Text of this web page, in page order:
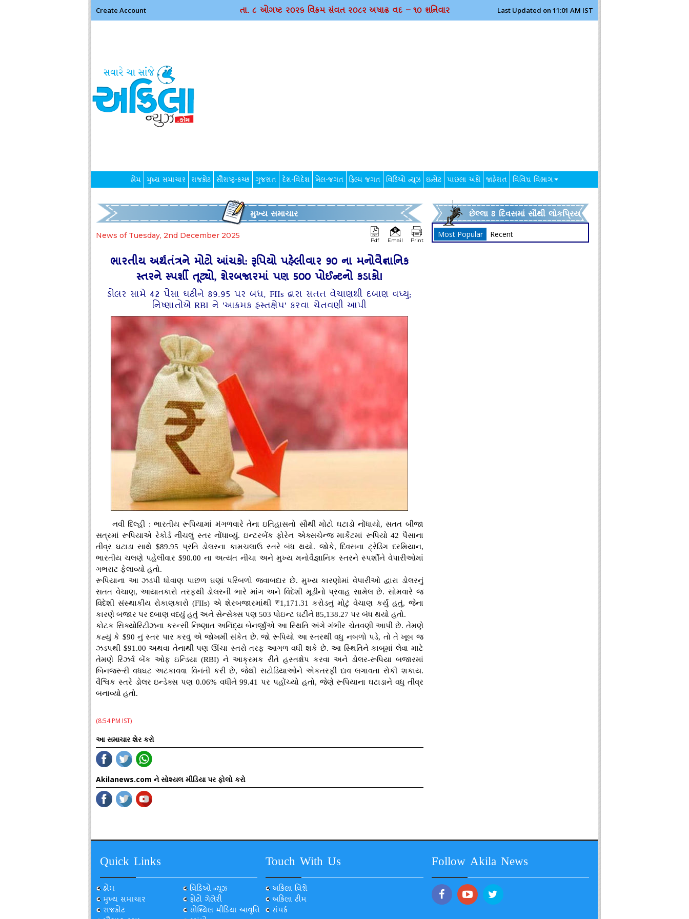
Create Account તા. ૮ ઓગષ્ટ ર૦ર૬ વિક્રમ સંવત ર૦૮૨ અષાઢ વદ – ૧૦ શનિવાર Last Updated on 11:01 AM IST
હોમ મુખ્ય સમાચાર રાજકોટ સૌરાષ્ટ્ર-કચ્છ ગુજરાત દેશ-વિદેશ ખેલ-જગત ફિલ્મ જગત વિડિઓ ન્યૂઝ ઇન્સેટ પાછલા અંકો જાહેરાત વિવિધ વિભાગ
મુખ્ય સમાચાર
News of Tuesday, 2nd December 2025
Pdf Email Print
ભારતીય અર્થતંત્રને મોટો આંચકો: રૂપિયો પહેલીવાર 90 ના મનોવૈજ્ઞાનિક
સ્તરને સ્પર્શી તૂટ્યો, શેરબજારમાં પણ 500 પોઈન્ટનો કડાકો!
ડોલર સામે 42 પૈસા ઘટીને 89.95 પર બંધ, FIIs દ્વારા સતત વેચાણથી દબાણ વધ્યું;
નિષ્ણાતોએ RBI ને 'આક્રમક હસ્તક્ષેપ' કરવા ચેતવણી આપી
નવી દિલ્હી : ભારતીય રૂપિયામાં મંગળવારે તેના ઇતિહાસનો સૌથી મોટો ઘટાડો નોંધાયો, સતત બીજા
સત્રમાં રૂપિયાએ રેકોર્ડ નીચલું સ્તર નોંધાવ્યું. ઇન્ટરબેંક ફોરેન એક્સચેન્જ માર્કેટમાં રૂપિયો 42 પૈસાના
તીવ્ર ઘટાડા સાથે $89.95 પ્રતિ ડોલરના કામચલાઉ સ્તરે બંધ થયો. જોકે, દિવસના ટ્રેડિંગ દરમિયાન,
ભારતીય ચલણે પહેલીવાર $90.00 ના અત્યંત નીચા અને મુખ્ય મનોવૈજ્ઞાનિક સ્તરને સ્પર્શીને વેપારીઓમાં
ગભરાટ ફેલાવ્યો હતો.
રૂપિયાના આ ઝડપી ધોવાણ પાછળ ઘણાં પરિબળો જવાબદાર છે. મુખ્ય કારણોમાં વેપારીઓ દ્વારા ડોલરનું
સતત વેચાણ, આયાતકારો તરફથી ડોલરની ભારે માંગ અને વિદેશી મૂડીનો પ્રવાહ સામેલ છે. સોમવારે જ
વિદેશી સંસ્થાકીય રોકાણકારો (FIIs) એ શેરબજારમાંથી ₹1,171.31 કરોડનું મોટું વેચાણ કર્યું હતું, જેના
કારણે બજાર પર દબાણ વધ્યું હતું અને સેન્સેક્સ પણ 503 પોઇન્ટ ઘટીને 85,138.27 પર બંધ થયો હતો.
કોટક સિક્યોરિટીઝના કરન્સી નિષ્ણાત અનિંદ્ય બેનર્જીએ આ સ્થિતિ અંગે ગંભીર ચેતવણી આપી છે. તેમણે
કહ્યું કે $90 નું સ્તર પાર કરવું એ જોખમી સંકેત છે. જો રૂપિયો આ સ્તરથી વધુ નબળો પડે, તો તે ખૂબ જ
ઝડપથી $91.00 અથવા તેનાથી પણ ઊંચા સ્તરો તરફ આગળ વધી શકે છે. આ સ્થિતિને કાબૂમાં લેવા માટે
તેમણે રિઝર્વ બેંક ઓફ ઇન્ડિયા (RBI) ને આક્રમક રીતે હસ્તક્ષેપ કરવા અને ડોલર-રૂપિયા બજારમાં
બિનજરૂરી વધઘટ અટકાવવા વિનંતી કરી છે, જેથી સટોડિયાઓને એકતરફી દાવ લગાવતા રોકી શકાય.
વૈશ્વિક સ્તરે ડોલર ઇન્ડેક્સ પણ 0.06% વધીને 99.41 પર પહોંચ્યો હતો, જેણે રૂપિયાના ઘટાડાને વધુ તીવ્ર
બનાવ્યો હતો.
(8:54 PM IST)
આ સમાચાર શેર કરો
Akilanews.com ને સોશ્યલ મીડિયા પર ફોલો કરો
છેલ્લા 8 દિવસમાં સૌથી લોકપ્રિય
Most Popular Recent
Quick Links
હોમ
મુખ્ય સમાચાર
રાજકોટ
વિડિઓ ન્યૂઝ
ફોટો ગેલેરી
સોશ્યિલ મીડિયા આવૃત્તિ
Touch With Us
અકિલા વિશે
અકિલા ટીમ
સંપર્ક
Follow Akila News